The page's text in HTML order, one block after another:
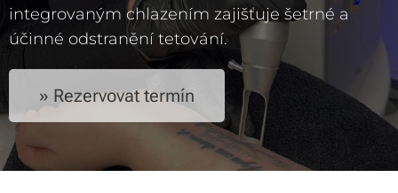
integrovaným chlazením zajišťuje šetrné a
účinné odstranění tetování.
» Rezervovat termín